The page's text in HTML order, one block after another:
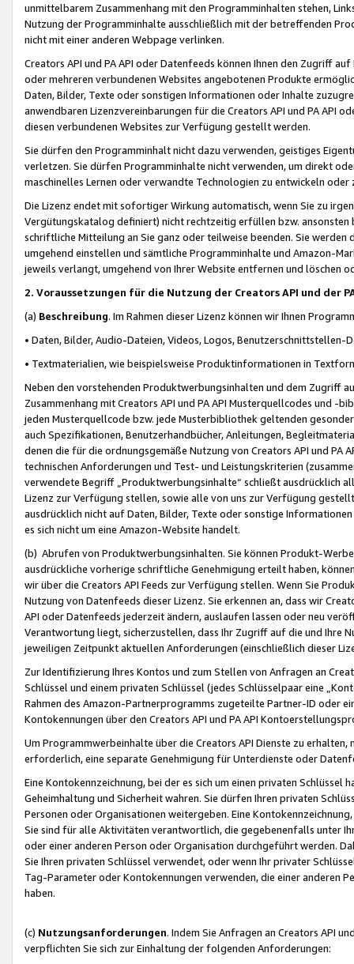
unmittelbarem Zusammenhang mit den Programminhalten stehen,
Nutzung der Programminhalte ausschließlich mit der betreffenden
nicht mit einer anderen Webpage verlinken.
Creators API und PA API oder Datenfeeds können Ihnen den Zugriff
oder mehreren verbundenen Websites angebotenen Produkte
Daten, Bilder, Texte oder sonstigen Informationen oder Inhalte
anwendbaren Lizenzvereinbarungen für die Creators API und PA API
diesen verbundenen Websites zur Verfügung gestellt werden.
Sie dürfen den Programminhalt nicht dazu verwenden, geistiges
verletzen. Sie dürfen Programminhalte nicht verwenden, um direkt
maschinelles Lernen oder verwandte Technologien zu entwickeln
Die Lizenz endet mit sofortiger Wirkung automatisch, wenn Sie zu
Vergütungskatalog definiert) nicht rechtzeitig erfüllen bzw. ansonsten
schriftliche Mitteilung an Sie ganz oder teilweise beenden. Sie werden
umgehend einstellen und sämtliche Programminhalte und Amazon-
jeweils verlangt, umgehend von Ihrer Website entfernen und löschen
2. Voraussetzungen für die Nutzung der Creators API und der
(a) Beschreibung. Im Rahmen dieser Lizenz können wir Ihnen
• Daten, Bilder, Audio-Dateien, Videos, Logos, Benutzerschnittstellen-
• Textmaterialien, wie beispielsweise Produktinformationen in
Neben den vorstehenden Produktwerbungsinhalten und dem Zugriff
Zusammenhang mit Creators API und PA API Musterquellcodes und
jeden Musterquellcode bzw. jede Musterbibliothek geltenden
auch Spezifikationen, Benutzerhandbücher, Anleitungen,
denen die für die ordnungsgemäße Nutzung von Creators API und PA
technischen Anforderungen und Test- und Leistungskriterien
verwendete Begriff „Produktwerbungsinhalte“ schließt ausdrücklich
Lizenz zur Verfügung stellen, sowie alle von uns zur Verfügung
ausdrücklich nicht auf Daten, Bilder, Texte oder sonstige
es sich nicht um eine Amazon-Website handelt.
(b) Abrufen von Produktwerbungsinhalten. Sie können Produkt-
ausdrückliche vorherige schriftliche Genehmigung erteilt haben,
wir über die Creators API Feeds zur Verfügung stellen. Wenn Sie
Nutzung von Datenfeeds dieser Lizenz. Sie erkennen an, dass wir
API oder Datenfeeds jederzeit ändern, auslaufen lassen oder neu
Verantwortung liegt, sicherzustellen, dass Ihr Zugriff auf die und Ihre
jeweiligen Zeitpunkt aktuellen Anforderungen (einschließlich dieser
Zur Identifizierung Ihres Kontos und zum Stellen von Anfragen an
Schlüssel und einem privaten Schlüssel (jedes Schlüsselpaar eine
Rahmen des Amazon-Partnerprogramms zugeteilte Partner-ID oder
Kontokennungen über den Creators API und PA API
Um Programmwerbeinhalte über die Creators API Dienste zu
erforderlich, eine separate Genehmigung für Unterdienste oder
Eine Kontokennzeichnung, bei der es sich um einen privaten
Geheimhaltung und Sicherheit wahren. Sie dürfen Ihren privaten
Personen oder Organisationen weitergeben. Eine
Sie sind für alle Aktivitäten verantwortlich, die gegebenenfalls unter
oder einer anderen Person oder Organisation durchgeführt werden.
Sie Ihren privaten Schlüssel verwendet, oder wenn Ihr privater
Tag-Parameter oder Kontokennungen verwenden, die einer anderen
haben.
(c) Nutzungsanforderungen. Indem Sie Anfragen an Creators API
verpflichten Sie sich zur Einhaltung der folgenden Anforderungen: